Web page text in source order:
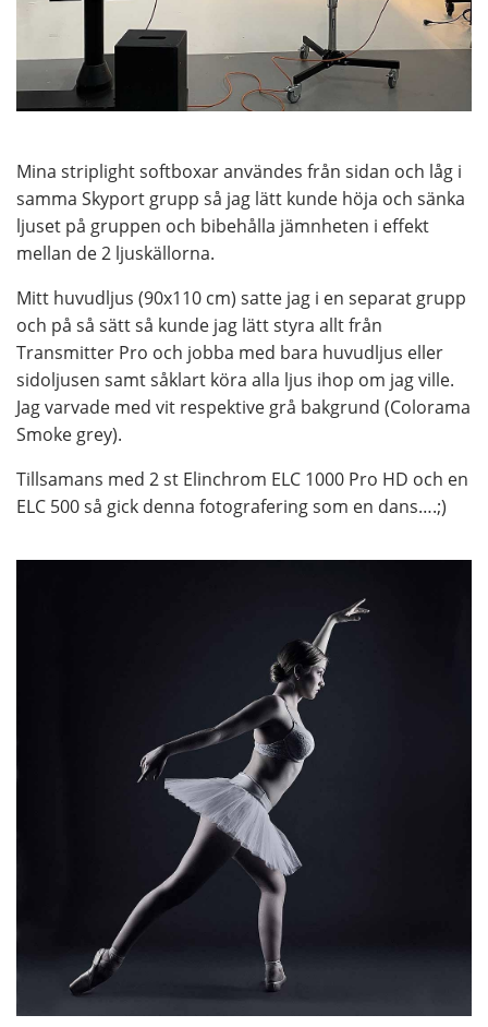
Mina striplight softboxar användes från sidan och låg i
samma Skyport grupp så jag lätt kunde höja och sänka
ljuset på gruppen och bibehålla jämnheten i effekt
mellan de 2 ljuskällorna.
Mitt huvudljus (90x110 cm) satte jag i en separat grupp
och på så sätt så kunde jag lätt styra allt från
Transmitter Pro och jobba med bara huvudljus eller
sidoljusen samt såklart köra alla ljus ihop om jag ville.
Jag varvade med vit respektive grå bakgrund (Colorama
Smoke grey).
Tillsamans med 2 st Elinchrom ELC 1000 Pro HD och en
ELC 500 så gick denna fotografering som en dans….;)